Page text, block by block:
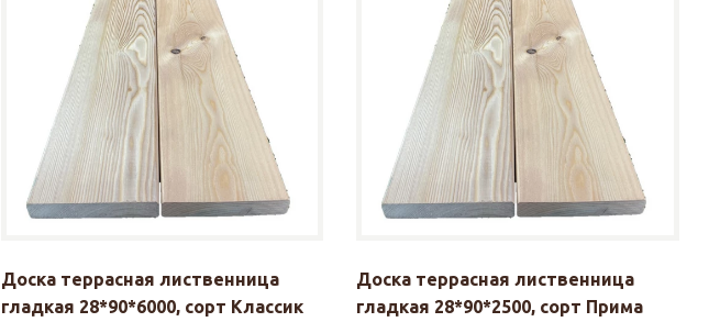
Доска террасная лиственница
гладкая 28*90*6000, сорт Классик
Доска террасная лиственница
гладкая 28*90*2500, сорт Прима